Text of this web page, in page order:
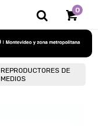
0
REPRODUCTORES DE
MEDIOS